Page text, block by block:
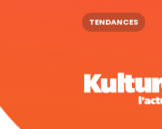
TENDANCES